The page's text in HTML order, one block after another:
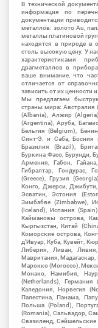
В технической
информация по
документации
металлов: золото Au,
металлы платиновой
находятся в природе в
столь высокую цену. У
характеристиками
драгметаллов в
ваше внимание, что
отличается от
зависить от их ценности
Мы предлагаем
страны мира: Австралия
(Albania), Алжир
(Argentina), Аруба,
Бельгия (Belgium),
Синт-Э. и Саба, Босния
Бразилия (Brazil),
Буркина Фасо, Бурунди,
Армения, Габон,
Гибралтар, Гондурас,
(Greece), Грузия
Конго, Джерси,
Эсватин, Эстония
Зимбабве (Zimbabwe),
(Iceland), Испания
Каймановы острова,
Кыргызстан, Китай
Коморские острова,
д'Ивуар, Куба, Кувейт,
Либерия, Ливан,
Мавритания,
Марокко (Morocco),
Монако, Намибия,
(Netherlands), Германия
Каледония, Норвегия
Палестина, Панама,
Польша (Poland),
(Romania), Сальвадор,
Свазиленд, Сейшельские